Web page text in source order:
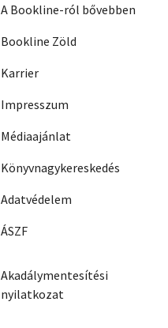
A Bookline-ról bővebben
Bookline Zöld
Karrier
Impresszum
Médiaajánlat
Könyvnagykereskedés
Adatvédelem
ÁSZF
Akadálymentesítési
nyilatkozat